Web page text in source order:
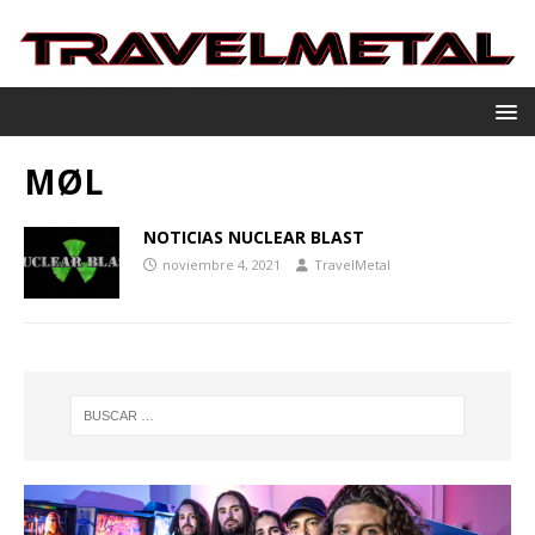
MØL
NOTICIAS NUCLEAR BLAST
noviembre 4, 2021 TravelMetal